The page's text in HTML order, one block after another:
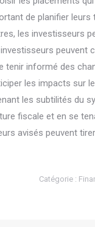
de planifier
les investisseurs
informé des
les impacts sur
les subtilités
fiscale et en se
avisés peuvent
Catégorie :